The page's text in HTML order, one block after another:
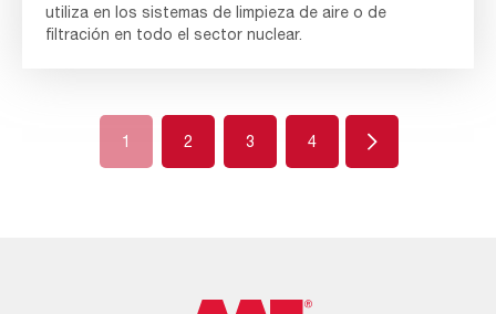
utiliza en los sistemas de limpieza de aire o de
filtración en todo el sector nuclear.
1 2 3 4